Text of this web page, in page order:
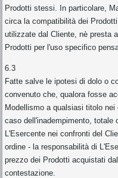
Prodotti stessi. In particolare,
circa la compatibilità dei
utilizzate dal Cliente, nè presta
Prodotti per l'uso specifico
6.3
Fatte salve le ipotesi di dolo o
convenuto che, qualora fosse
Modellismo a qualsiasi titolo
caso dell'inadempimento, totale
L'Esercente nei confronti del
ordine - la responsabilità di
prezzo dei Prodotti acquistati
contestazione.